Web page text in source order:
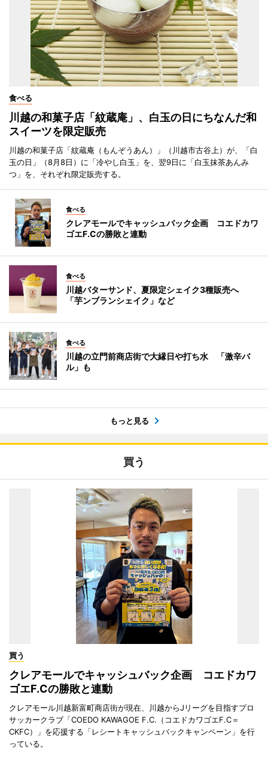
食べる
川越の和菓子店「紋蔵庵」、白玉の日にちなんだ和
スイーツを限定販売
川越の和菓子店「紋蔵庵（もんぞうあん）」（川越市古谷上）が、「白
玉の日」（8月8日）に「冷やし白玉」を、翌9日に「白玉抹茶あんみ
つ」を、それぞれ限定販売する。
食べる
クレアモールでキャッシュバック企画 コエドカワ
ゴエF.Cの勝敗と連動
食べる
川越バターサンド、夏限定シェイク3種販売へ
「芋ンブランシェイク」など
食べる
川越の立門前商店街で大縁日や打ち水 「激辛バ
ル」も
もっと見る
買う
買う
クレアモールでキャッシュバック企画 コエドカワ
ゴエF.Cの勝敗と連動
クレアモール川越新富町商店街が現在、川越からJリーグを目指すプロ
サッカークラブ「COEDO KAWAGOE F.C.（コエドカワゴエF.C＝
CKFC）」を応援する「レシートキャッシュバックキャンペーン」を行
っている。